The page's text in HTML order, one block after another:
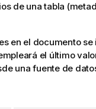
de una tabla
en el documento
el último
una fuente de